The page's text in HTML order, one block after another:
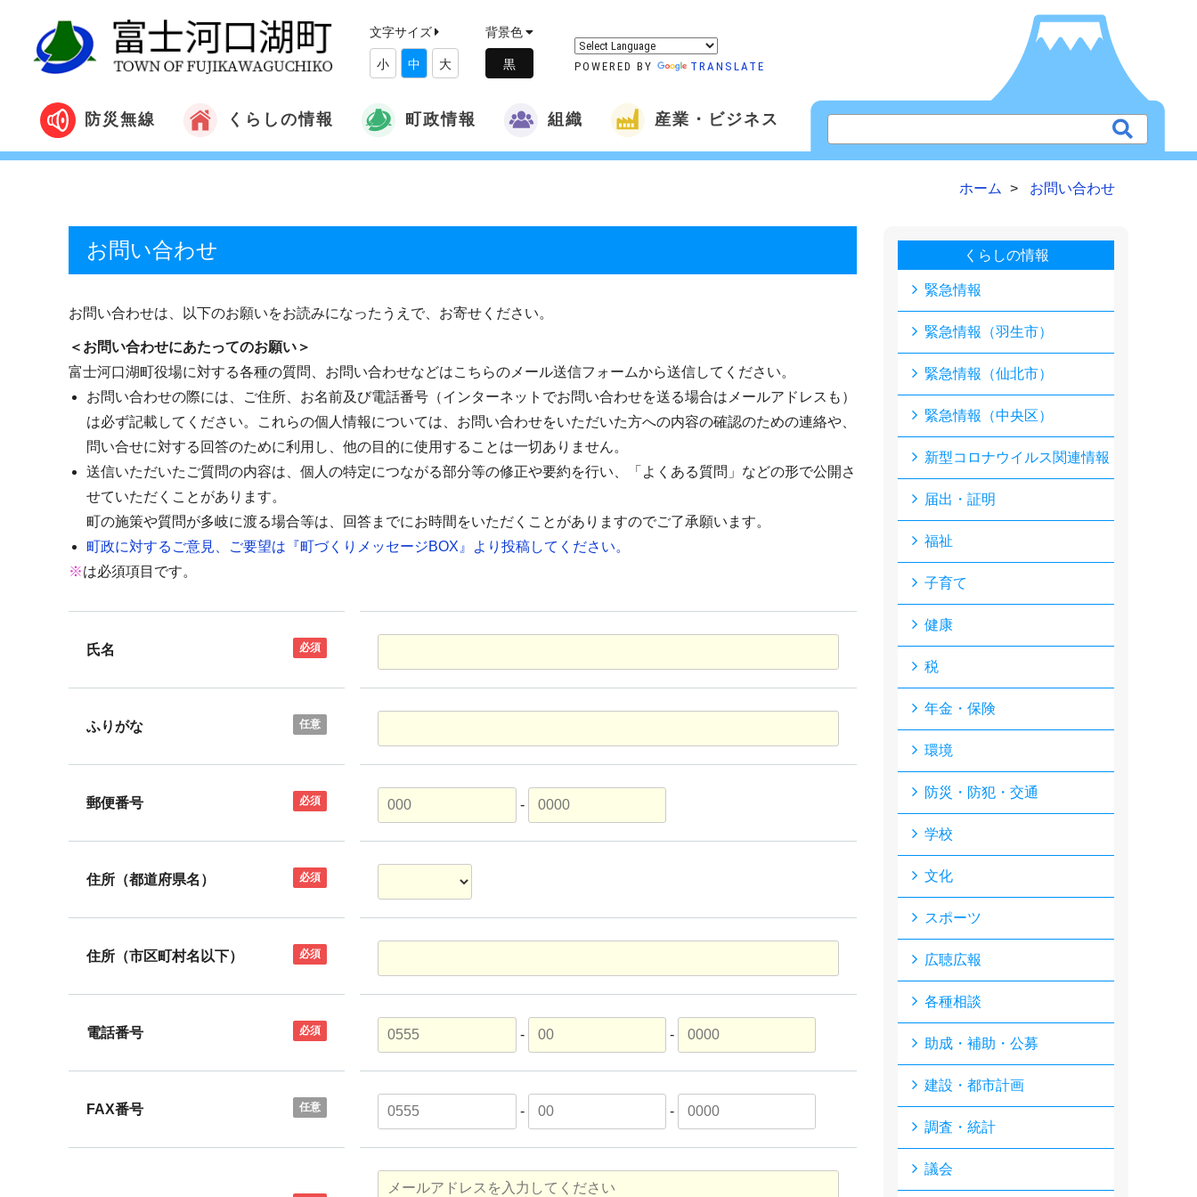
文字サイズ
小 中 大
背景色
POWERED BY TRANSLATE
防災無線 くらしの情報 町政情報 組織 産業・ビジネス
ホーム お問い合わせ
お問い合わせ
お問い合わせは、以下のお願いをお読みになったうえで、お寄せください。
＜お問い合わせにあたってのお願い＞
富士河口湖町役場に対する各種の質問、お問い合わせなどはこちらのメール送信フォームから送信してください。
お問い合わせの際には、ご住所、お名前及び電話番号（インターネットでお問い合わせを送る場合はメールアドレスも）
は必ず記載してください。これらの個人情報については、お問い合わせをいただいた方への内容の確認のための連絡や、
問い合せに対する回答のために利用し、他の目的に使用することは一切ありません。
送信いただいたご質問の内容は、個人の特定につながる部分等の修正や要約を行い、「よくある質問」などの形で公開さ
せていただくことがあります。
町の施策や質問が多岐に渡る場合等は、回答までにお時間をいただくことがありますのでご了承願います。
町政に対するご意見、ご要望は『町づくりメッセージBOX』より投稿してください。
※は必須項目です。
氏名 必須
ふりがな 任意
郵便番号 必須 -
住所（都道府県名） 必須
住所（市区町村名以下） 必須
電話番号 必須 - -
FAX番号 任意 - -
くらしの情報
緊急情報
緊急情報（羽生市）
緊急情報（仙北市）
緊急情報（中央区）
新型コロナウイルス関連情報
届出・証明
福祉
子育て
健康
税
年金・保険
環境
防災・防犯・交通
学校
文化
スポーツ
広聴広報
各種相談
助成・補助・公募
建設・都市計画
調査・統計
議会